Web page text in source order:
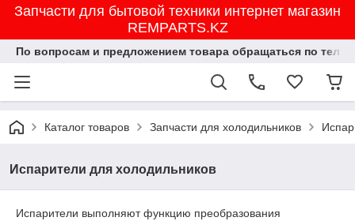
Запчасти для бытовой техники интернет магазин
REMPARTS.KZ
По вопросам и предложением товара обращаться по
Каталог товаров Запчасти для холодильников
Испарители для холодильников
Испарители выполняют функцию преобразования